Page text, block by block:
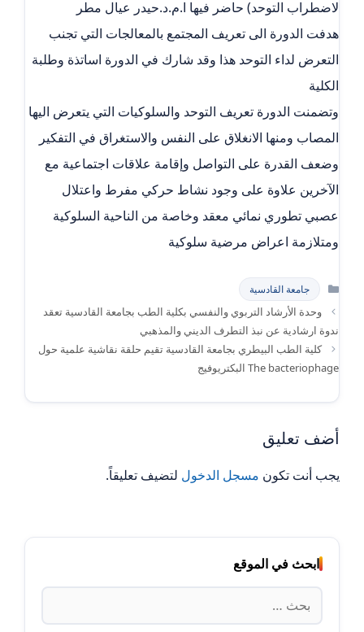
لاضطراب التوحد) حاضر فيها ا.م.د.حيدر عيال مطر
هدفت الدورة الى تعريف المجتمع بالمعالجات التي تجنب
التعرض لداء التوحد هذا وقد شارك في الدورة اساتذة وطلبة
الكلية
وتضمنت الدورة تعريف التوحد والسلوكيات التي يتعرض اليها
المصاب ومنها الانغلاق على النفس والاستغراق في التفكير
وضعف القدرة على التواصل وإقامة علاقات اجتماعية مع
الآخرين علاوة على وجود نشاط حركي مفرط واعتلال
عصبي تطوري نمائي معقد وخاصة من الناحية السلوكية
ومتلازمة اعراض مرضية سلوكية
التصنيفات
جامعة القادسية
وحدة الأرشاد التربوي والنفسي بكلية الطب بجامعة القادسية تعقد
ندوة ارشادية عن نبذ التطرف الديني والمذهبي
كلية الطب البيطري بجامعة القادسية تقيم حلقة نقاشية علمية حول
The bacteriophage البكتريوفيج
أضف تعليق
يجب أنت تكون مسجل الدخول لتضيف تعليقاً.
ابحث في الموقع
البحث
عن: